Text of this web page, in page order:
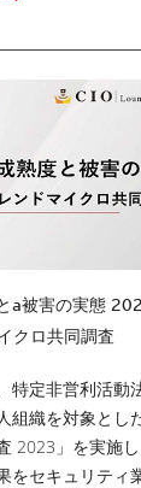
a被害の実態
クロ共同調査
特定非営利活動
組織を対象とし
2023」を実施
をセキュリティ